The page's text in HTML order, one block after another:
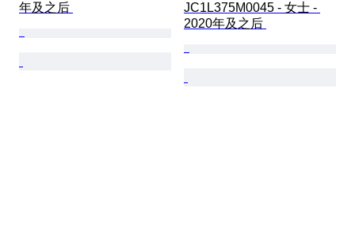
年及之后
JC1L375M0045 - 女士 -
2020年及之后